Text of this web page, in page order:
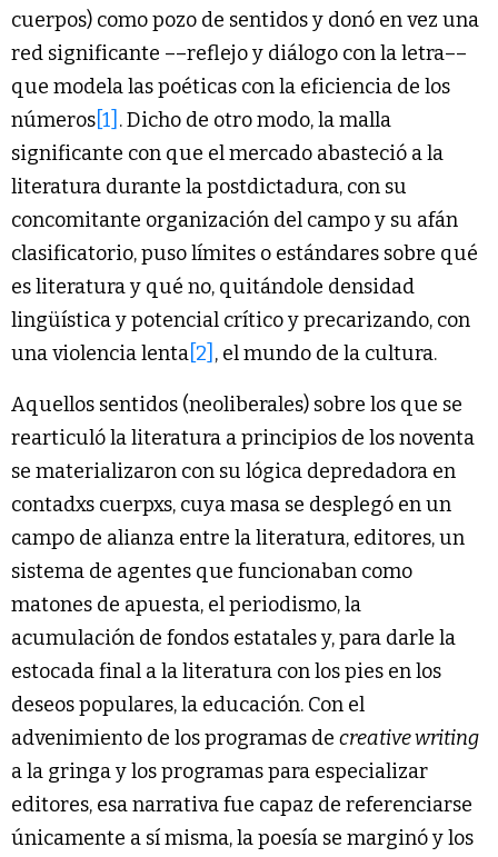
cuerpos) como pozo de sentidos y donó en vez una
red significante ––reflejo y diálogo con la letra––
que modela las poéticas con la eficiencia de los
números [1] . Dicho de otro modo, la malla
significante con que el mercado abasteció a la
literatura durante la postdictadura, con su
concomitante organización del campo y su afán
clasificatorio, puso límites o estándares sobre qué
es literatura y qué no, quitándole densidad
lingüística y potencial crítico y precarizando, con
una violencia lenta [2] , el mundo de la cultura.
Aquellos sentidos (neoliberales) sobre los que se
rearticuló la literatura a principios de los noventa
se materializaron con su lógica depredadora en
contadxs cuerpxs, cuya masa se desplegó en un
campo de alianza entre la literatura, editores, un
sistema de agentes que funcionaban como
matones de apuesta, el periodismo, la
acumulación de fondos estatales y, para darle la
estocada final a la literatura con los pies en los
deseos populares, la educación. Con el
advenimiento de los programas de creative writing
a la gringa y los programas para especializar
editores, esa narrativa fue capaz de referenciarse
únicamente a sí misma, la poesía se marginó y los